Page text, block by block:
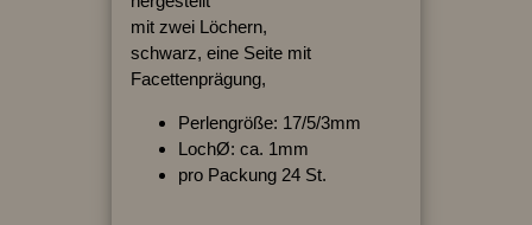
mit zwei Löchern,
schwarz, eine Seite mit
Facettenprägung,
Perlengröße: 17/5/3mm
LochØ: ca. 1mm
pro Packung 24 St.